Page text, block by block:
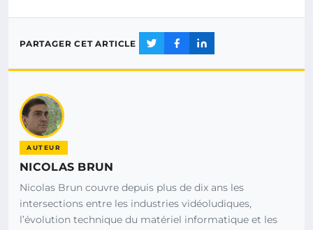
PARTAGER CET ARTICLE
AUTEUR
NICOLAS BRUN
Nicolas Brun couvre depuis plus de dix ans les
intersections entre les industries vidéoludiques,
l’évolution technique du matériel informatique et les